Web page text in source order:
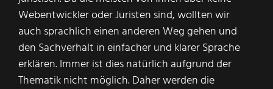
Webentwickler oder Juristen sind, wollten wir
auch sprachlich einen anderen Weg gehen und
den Sachverhalt in einfacher und klarer Sprache
erklären. Immer ist dies natürlich aufgrund der
Thematik nicht möglich. Daher werden die